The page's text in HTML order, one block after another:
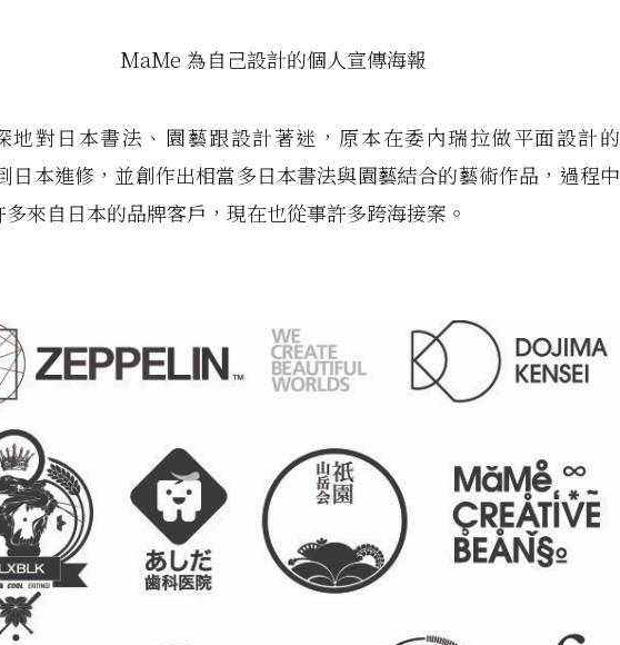
MaMe 為自己設計的個人宣傳海報
地對日本書法、園藝跟設計著迷，原本在委內瑞拉做平面設計的
日本進修，並創作出相當多日本書法與園藝結合的藝術作品，過程中
來自日本的品牌客戶，現在也從事許多跨海接案。